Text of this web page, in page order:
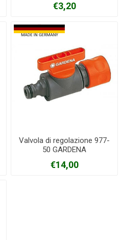
€3,20
Valvola di regolazione 977-
50 GARDENA
€14,00